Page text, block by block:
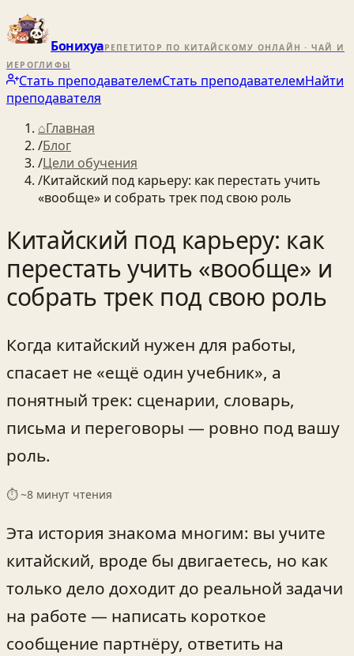
БонихуаРЕПЕТИТОР ПО КИТАЙСКОМУ ОНЛАЙН · ЧАЙ И
ИЕРОГЛИФЫ
Стать преподавателемСтать преподавателемНайти
преподавателя
⌂Главная
/Блог
/Цели обучения
/Китайский под карьеру: как перестать учить
«вообще» и собрать трек под свою роль
Китайский под карьеру: как
перестать учить «вообще» и
собрать трек под свою роль
Когда китайский нужен для работы,
спасает не «ещё один учебник», а
понятный трек: сценарии, словарь,
письма и переговоры — ровно под вашу
роль.
⏱ ~8 минут чтения
Эта история знакома многим: вы учите
китайский, вроде бы двигаетесь, но как
только дело доходит до реальной задачи
на работе — написать короткое
сообщение партнёру, ответить на